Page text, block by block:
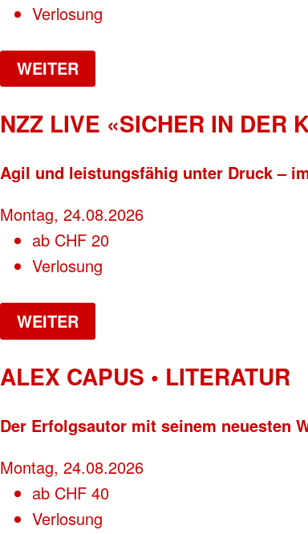
Verlosung
WEITER
NZZ LIVE «SICHER IN DER
Agil und leistungsfähig unter Druck –
Montag, 24.08.2026
ab CHF 20
Verlosung
WEITER
ALEX CAPUS • LITERATUR
Der Erfolgsautor mit seinem neuesten
Montag, 24.08.2026
ab CHF 40
Verlosung